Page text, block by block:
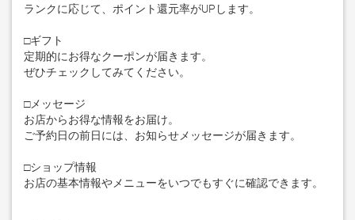
ランクに応じて、ポイント還元率がUPします。
□ギフト
定期的にお得なクーポンが届きます。
ぜひチェックしてみてください。
□メッセージ
お店からお得な情報をお届け。
ご予約日の前日には、お知らせメッセージが届きます。
□ショップ情報
お店の基本情報やメニューをいつでもすぐに確認できます。